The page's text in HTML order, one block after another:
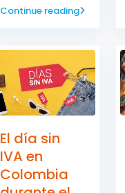
Continue reading
El día sin
IVA en
Colombia